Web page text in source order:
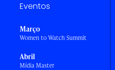
Eventos
Março
Women to Watch Summit
Abril
Mídia Master